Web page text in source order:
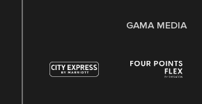
GAMA MEDIA